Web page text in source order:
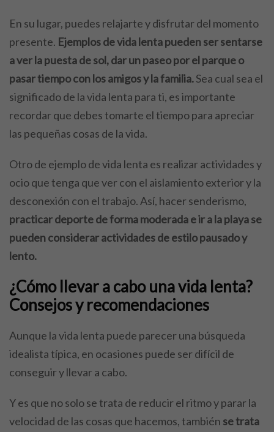
En su lugar, puedes relajarte y disfrutar del momento
presente. Ejemplos de vida lenta pueden ser sentarse
a ver la puesta de sol, dar un paseo por el parque o
pasar tiempo con los amigos y la familia.Sea cual sea el
significado de la vida lenta para ti, es importante
recordar que debes tomarte el tiempo para apreciar
las pequeñas cosas de la vida.
Otro de ejemplo de vida lenta es realizar actividades y
ocio que tenga que ver con el aislamiento exterior y la
desconexión con el trabajo. Así, hacer senderismo,
practicar deporte de forma moderada e ir a la playa se
pueden considerar actividades de estilo pausado y
lento.
¿Cómo llevar a cabo una vida lenta?
Consejos y recomendaciones
Aunque la vida lenta puede parecer una búsqueda
idealista típica, en ocasiones puede ser difícil de
conseguir y llevar a cabo.
Y es que no solo se trata de reducir el ritmo y parar la
velocidad de las cosas que hacemos, también se trata